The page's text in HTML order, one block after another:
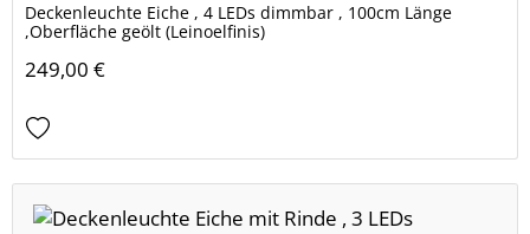
Deckenleuchte Eiche , 4 LEDs dimmbar , 100cm Länge
,Oberfläche geölt (Leinoelfinis)
249,00 €